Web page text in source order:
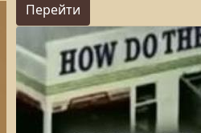
Перейти